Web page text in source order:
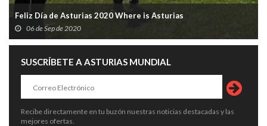
Feliz Día de Asturias 2020 Where is Asturias
06 de Sep de 2020
SUSCRÍBETE A ASTURIAS MUNDIAL
Recibe directamente en tu buzón nuestras noticias destacadas y las
mejores ofertas.